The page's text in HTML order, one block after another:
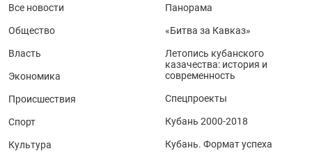
Все новости
Общество
Власть
Экономика
Происшествия
Спорт
Культура
Панорама
«Битва за Кавказ»
Летопись кубанского
казачества: история и
современность
Спецпроекты
Кубань 2000-2018
Кубань. Формат успеха